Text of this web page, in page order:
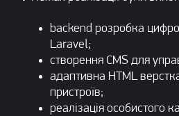
backend розробка
Laravel;
створення CMS для
адаптивна HTML
пристроїв;
реалізація особистого